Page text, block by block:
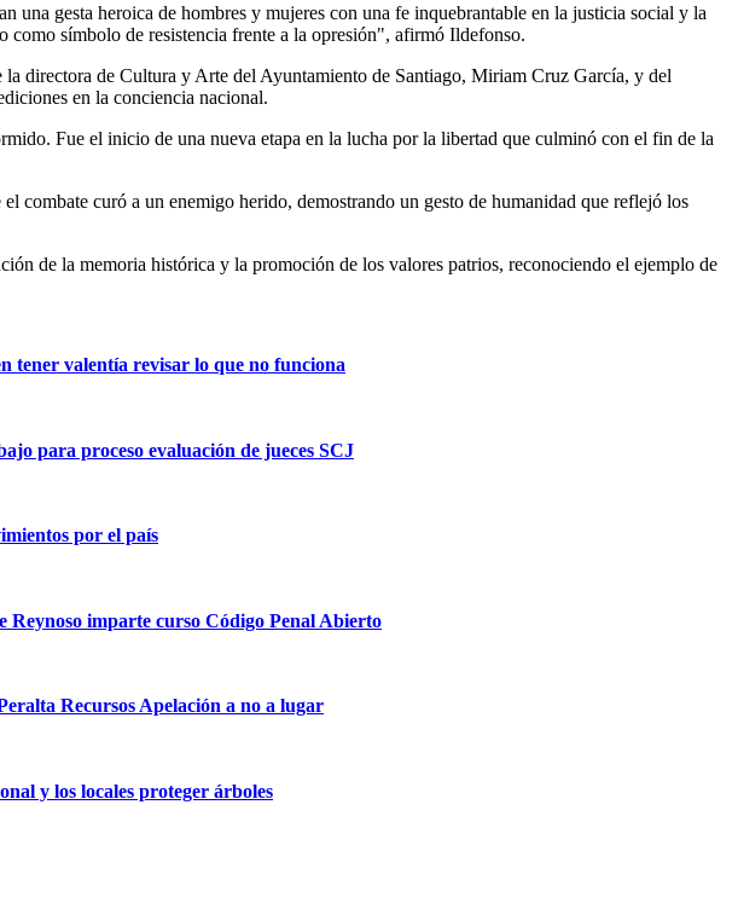
una gesta heroica de hombres y mujeres con una fe inquebrantable en la justicia social y la
como símbolo de resistencia frente a la opresión", afirmó Ildefonso.
la directora de Cultura y Arte del Ayuntamiento de Santiago, Miriam Cruz García, y del
en la conciencia nacional.
Fue el inicio de una nueva etapa en la lucha por la libertad que culminó con el fin de la
curó a un enemigo herido, demostrando un gesto de humanidad que reflejó los
de la memoria histórica y la promoción de los valores patrios, reconociendo el ejemplo de
tener valentía revisar lo que no funciona
para proceso evaluación de jueces SCJ
por el país
Reynoso imparte curso Código Penal Abierto
Recursos Apelación a no a lugar
y los locales proteger árboles